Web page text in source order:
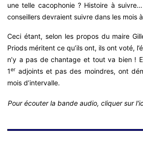
une telle cacophonie ? Histoire à
conseillers devraient suivre dans les mois
Ceci étant, selon les propos du maire
Priods méritent ce qu’ils ont, ils ont voté,
n’y a pas de chantage et tout va bien !
1er adjoints et pas des moindres, ont
mois d’intervalle.
Pour écouter la bande audio, cliquer sur